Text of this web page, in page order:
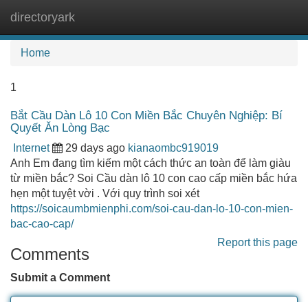
directoryark
Home
1
Bắt Cầu Dàn Lô 10 Con Miền Bắc Chuyên Nghiệp: Bí
Quyết Ăn Lòng Bạc
Internet 29 days ago kianaombc919019
Anh Em đang tìm kiếm một cách thức an toàn để làm giàu
từ miền bắc? Soi Cầu dàn lô 10 con cao cấp miền bắc hứa
hẹn một tuyệt vời . Với quy trình soi xét
https://soicaumbmienphi.com/soi-cau-dan-lo-10-con-mien-
bac-cao-cap/
Report this page
Comments
Submit a Comment